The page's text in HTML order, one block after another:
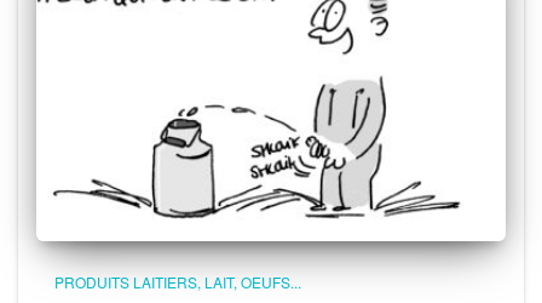
PRODUITS LAITIERS, LAIT, OEUFS...